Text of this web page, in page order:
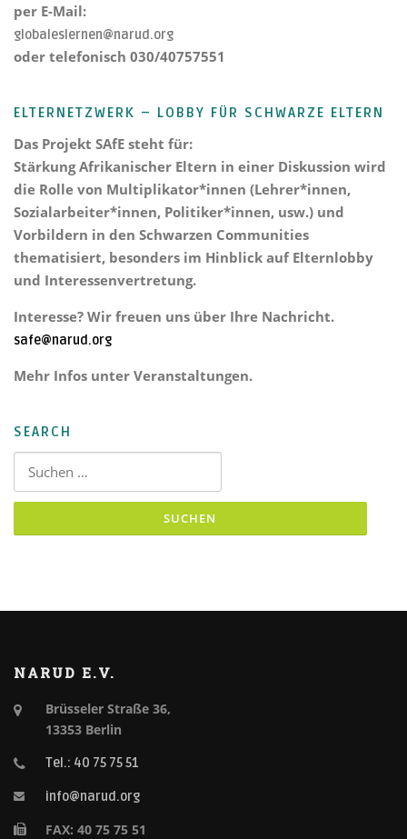
per E-Mail:
globaleslernen@narud.org
oder telefonisch 030/40757551
ELTERNETZWERK – LOBBY FÜR SCHWARZE ELTERN
Das Projekt SAfE steht für:
Stärkung Afrikanischer Eltern in einer Diskussion wird
die Rolle von Multiplikator*innen (Lehrer*innen,
Sozialarbeiter*innen, Politiker*innen, usw.) und
Vorbildern in den Schwarzen Communities
thematisiert, besonders im Hinblick auf Elternlobby
und Interessenvertretung.
Interesse? Wir freuen uns über Ihre Nachricht.
safe@narud.org
Mehr Infos unter Veranstaltungen.
SEARCH
Suchen nach:
NARUD E.V.
Brüsseler Straße 36,
13353 Berlin
Tel.: 40 75 75 51
info@narud.org
FAX: 40 75 75 51